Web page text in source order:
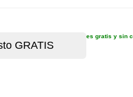
es gratis y sin